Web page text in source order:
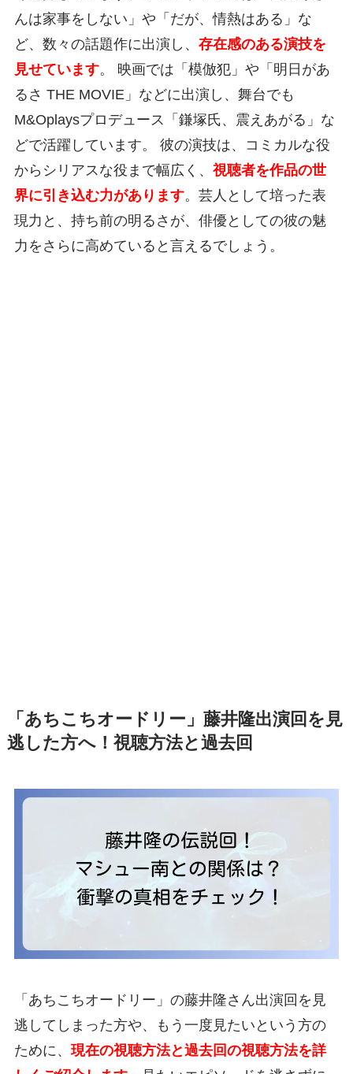
んは家事をしない」や「だが、情熱はある」な
ど、数々の話題作に出演し、 存在感のある演技を
見せています。 映画では「模倣犯」や「明日があ
るさ THE MOVIE」などに出演し、舞台でも
M&Oplaysプロデュース「鎌塚氏、震えあがる」な
どで活躍しています。 彼の演技は、コミカルな役
からシリアスな役まで幅広く、 視聴者を作品の世
界に引き込む力があります。芸人として培った表
現力と、持ち前の明るさが、俳優としての彼の魅
力をさらに高めていると言えるでしょう。
「あちこちオードリー」藤井隆出演回を見
逃した方へ！視聴方法と過去回
「あちこちオードリー」の藤井隆さん出演回を見
逃してしまった方や、もう一度見たいという方の
ために、 現在の視聴方法と過去回の視聴方法を詳